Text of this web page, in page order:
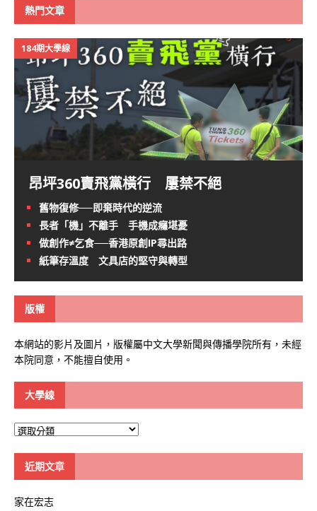
熱門文章
184期大學線
昂坪360賣飛黨橫行 屢禁不絕
舊物復修──即棄時代的逆流
長者「機」不離手 手機成癮堪憂
做創作≠乞食──香港原創IP尋出路
紙筆存溫度 文具店的堅守與轉型
版權
本網站的影片及圖片，版權屬中文大學新聞與傳播學院所有，未經
本院同意，不能擅自使用。
大學線
大
近期文章
家在宏志